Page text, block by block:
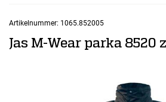
Artikelnummer: 1065.852005
Jas M-Wear parka